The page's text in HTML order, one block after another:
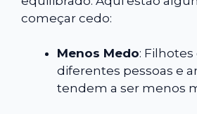
começar cedo:
Menos Medo:
diferentes pessoas e
tendem a ser menos